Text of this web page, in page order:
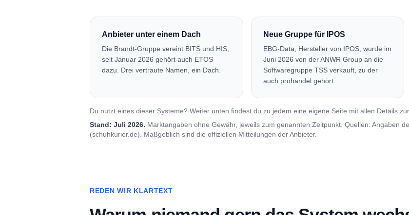
Anbieter unter einem Dach
Die Brandt-Gruppe vereint BITS und HIS,
seit Januar 2026 gehört auch ETOS
dazu. Drei vertraute Namen, ein Dach.
Neue Gruppe für IPOS
EBG-Data, Hersteller von IPOS, wurde im
Juni 2026 von der ANWR Group an die
Softwaregruppe TSS verkauft, zu der
auch prohandel gehört.
Du nutzt eines dieser Systeme? Weiter unten findest du zu jedem eine eigene Seite mit allen Details
Stand: Juli 2026. Marktangaben ohne Gewähr, jeweils zum genannten Zeitpunkt. Quellen: Angaben
(schuhkurier.de). Maßgeblich sind die offiziellen Mitteilungen der Anbieter.
REDEN WIR KLARTEXT